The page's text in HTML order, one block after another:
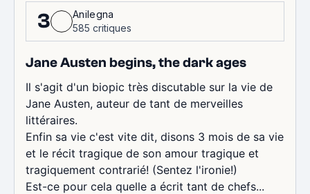
3
Anilegna
585 critiques
Jane Austen begins, the dark ages
Il s'agit d'un biopic très discutable sur la vie de
Jane Austen, auteur de tant de merveilles
littéraires.
Enfin sa vie c'est vite dit, disons 3 mois de sa vie
et le récit tragique de son amour tragique et
tragiquement contrarié! (Sentez l'ironie!)
Est-ce pour cela quelle a écrit tant de chefs...